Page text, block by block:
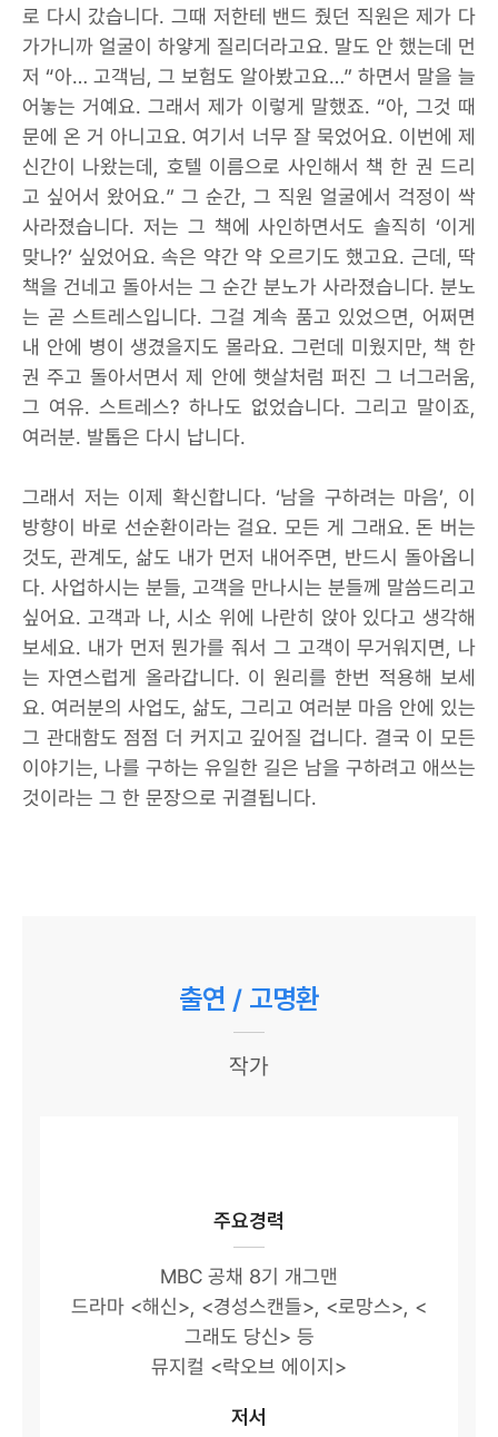
로 다시 갔습니다. 그때 저한테 밴드 줬던 직원은 제가 다
가가니까 얼굴이 하얗게 질리더라고요. 말도 안 했는데 먼
저 “아… 고객님, 그 보험도 알아봤고요…” 하면서 말을 늘
어놓는 거예요. 그래서 제가 이렇게 말했죠. “아, 그것 때
문에 온 거 아니고요. 여기서 너무 잘 묵었어요. 이번에 제
신간이 나왔는데, 호텔 이름으로 사인해서 책 한 권 드리
고 싶어서 왔어요.” 그 순간, 그 직원 얼굴에서 걱정이 싹
사라졌습니다. 저는 그 책에 사인하면서도 솔직히 ‘이게
맞나?’ 싶었어요. 속은 약간 약 오르기도 했고요. 근데, 딱
책을 건네고 돌아서는 그 순간 분노가 사라졌습니다. 분노
는 곧 스트레스입니다. 그걸 계속 품고 있었으면, 어쩌면
내 안에 병이 생겼을지도 몰라요. 그런데 미웠지만, 책 한
권 주고 돌아서면서 제 안에 햇살처럼 퍼진 그 너그러움,
그 여유. 스트레스? 하나도 없었습니다. 그리고 말이죠,
여러분. 발톱은 다시 납니다.
그래서 저는 이제 확신합니다. ‘남을 구하려는 마음’, 이
방향이 바로 선순환이라는 걸요. 모든 게 그래요. 돈 버는
것도, 관계도, 삶도 내가 먼저 내어주면, 반드시 돌아옵니
다. 사업하시는 분들, 고객을 만나시는 분들께 말씀드리고
싶어요. 고객과 나, 시소 위에 나란히 앉아 있다고 생각해
보세요. 내가 먼저 뭔가를 줘서 그 고객이 무거워지면, 나
는 자연스럽게 올라갑니다. 이 원리를 한번 적용해 보세
요. 여러분의 사업도, 삶도, 그리고 여러분 마음 안에 있는
그 관대함도 점점 더 커지고 깊어질 겁니다. 결국 이 모든
이야기는, 나를 구하는 유일한 길은 남을 구하려고 애쓰는
것이라는 그 한 문장으로 귀결됩니다.
출연 / 고명환
작가
주요경력
MBC 공채 8기 개그맨
드라마 <해신>, <경성스캔들>, <로망스>, <
그래도 당신> 등
뮤지컬 <락오브 에이지>
저서